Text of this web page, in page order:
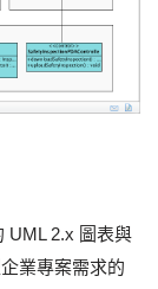
UML 2.x 圖表與
業專案需求的